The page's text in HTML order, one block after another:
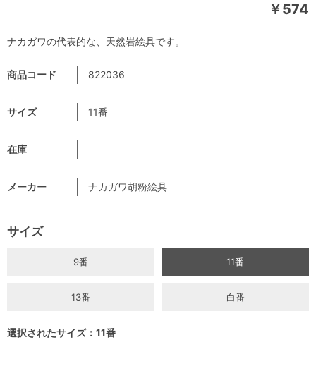
￥574
商品コード 822036
サイズ 11番
在庫
メーカー ナカガワ胡粉絵具
サイズ
9番 11番
13番 白番
選択されたサイズ：11番
ナカガワの代表的な、天然岩絵具です。